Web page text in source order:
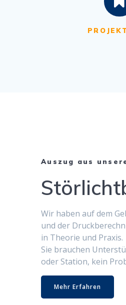
Auszug aus
Wir haben auf dem
und der
in The­o­rie und Prax­is.
Sie brauchen
oder Sta­tion, kein
Mehr Erfahren